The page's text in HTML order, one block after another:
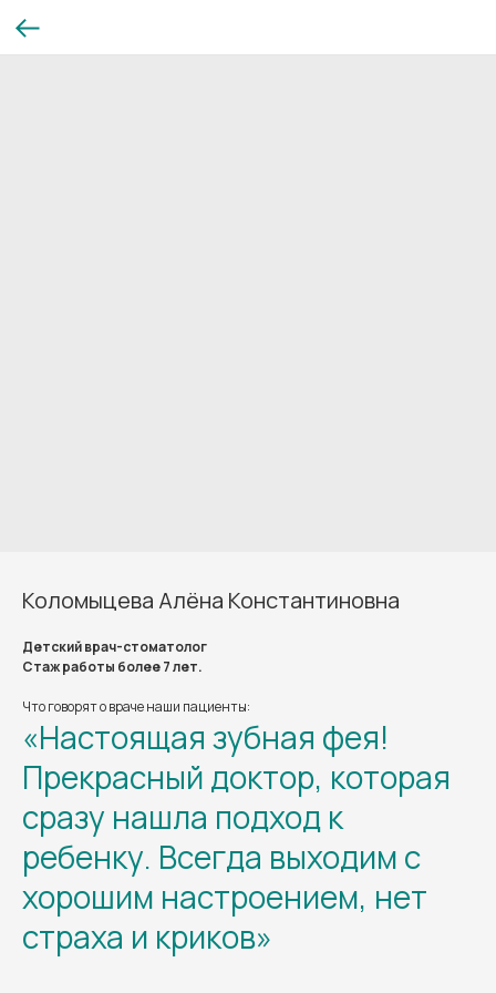
Коломыцева Алёна Константиновна
Детский врач-стоматолог
Стаж работы более 7 лет.
Что говорят о враче наши пациенты:
«Настоящая зубная фея!
Прекрасный доктор, которая
сразу нашла подход к
ребенку. Всегда выходим с
хорошим настроением, нет
страха и криков»